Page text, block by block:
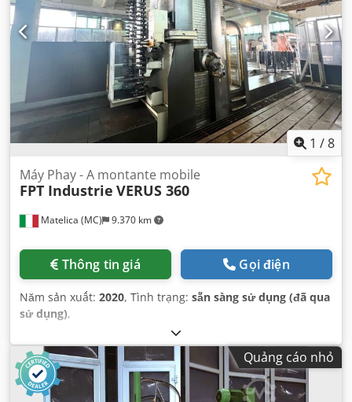
1 /8
Matelica (MC) 9.370 km
Máy Phay - A montante mobile
FPT Industrie VERUS 360
Thông tin giá Gọi điện
Năm sản xuất: 2020, Tình trạng: sẵn sàng sử dụng (đã qua
sử dụng),
Quảng cáo nhỏ